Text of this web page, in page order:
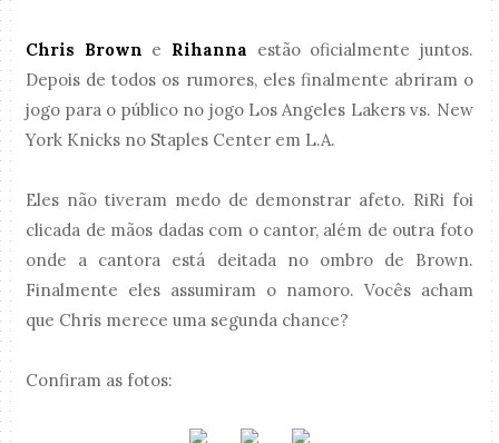
Chris Brown e Rihanna estão oficialmente juntos.
Depois de todos os rumores, eles finalmente abriram o
jogo para o público no jogo Los Angeles Lakersvs. New
York Knicks no Staples Center em L.A.
Eles não tiveram medo de demonstrar afeto. RiRi foi
clicada de mãos dadas com o cantor, além de outra foto
onde a cantora está deitada no ombro de Brown.
Finalmente eles assumiram o namoro. Vocês acham
que Chris merece uma segunda chance?
Confiram as fotos: